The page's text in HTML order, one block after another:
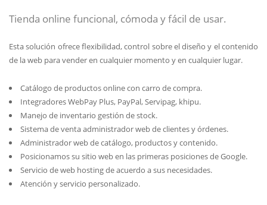
Tienda online funcional, cómoda y fácil de usar.
Esta solución ofrece flexibilidad, control sobre el diseño y el contenido
de la web para vender en cualquier momento y en cualquier lugar.
Catálogo de productos online con carro de compra.
Integradores WebPay Plus, PayPal, Servipag, khipu.
Manejo de inventario gestión de stock.
Sistema de venta administrador web de clientes y órdenes.
Administrador web de catálogo, productos y contenido.
Posicionamos su sitio web en las primeras posiciones de Google.
Servicio de web hosting de acuerdo a sus necesidades.
Atención y servicio personalizado.